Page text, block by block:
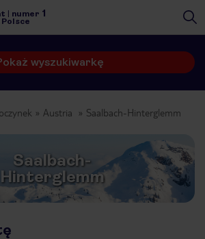
numer 1
Polsce
wyszukiwarkę
Austria Saalbach-Hinterglemm
Saalbach-
Hinterglemm